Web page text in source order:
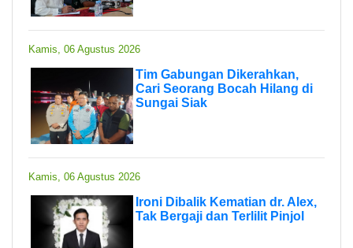
Kamis, 06 Agustus 2026
Tim Gabungan Dikerahkan,
Cari Seorang Bocah Hilang di
Sungai Siak
Kamis, 06 Agustus 2026
Ironi Dibalik Kematian dr. Alex,
Tak Bergaji dan Terlilit Pinjol